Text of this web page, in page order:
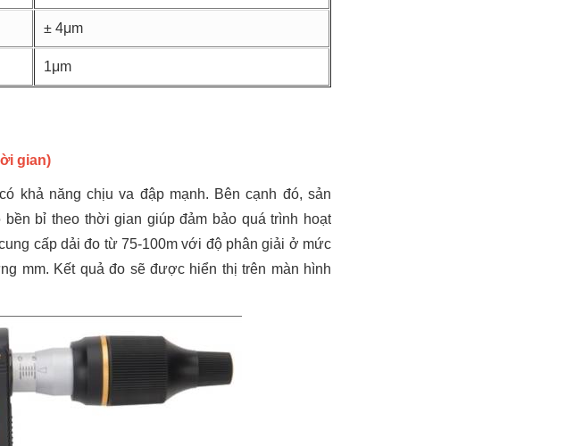
± 4μm
1μm
gian)
khả năng chịu va đập mạnh. Bên cạnh đó, sản
bỉ theo thời gian giúp đảm bảo quá trình hoạt
cấp dải đo từ 75-100m với độ phân giải ở mức
mm. Kết quả đo sẽ được hiển thị trên màn hình